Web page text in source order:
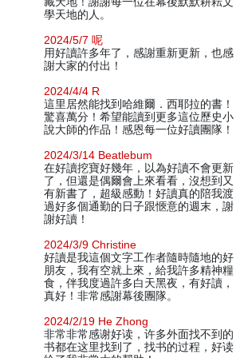
學天地的人。
2024/5/7 呢
用好讀許多年了，感謝重新更新，也感
謝大家的付出！
2024/4/4 R
這里居然能找到哈維爾．西耶拉的書！
驚喜萬分！希望能讀到更多這位歷史小
說大師的作品！感恩每一位好讀團隊！
2024/3/14 Beatlebum
在好讀挖寶好幾年，以為好讀不會更新
了，但還是偶爾會上來看看，沒想到又
有新書了，超級感動！好讀真的陪我渡
過好多個通勤的日子跟愜意的週末，謝
謝好讀！
2024/3/9 Christine
好讀是我這個文字工作者隨時隨地的好
朋友，我有空就上來，給我許多精神糧
食，伴我度過許多白天黑夜，有好讀，
真好！非常感謝幕後團隊。
2024/2/19 He Zhong
非常非常感谢好读，许多外面找不到的
书都在这里找到了，找书的过程，好读